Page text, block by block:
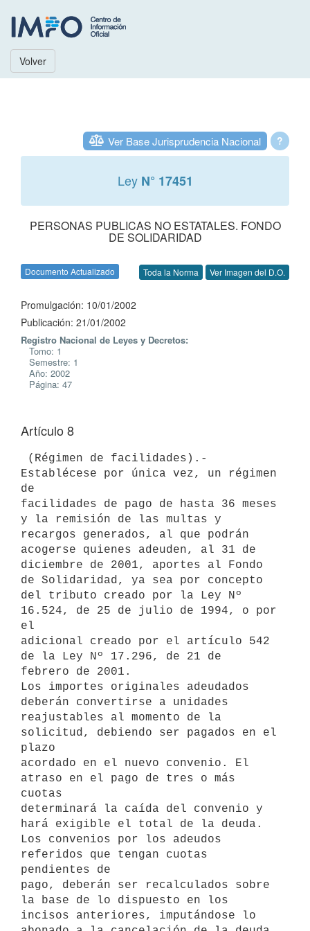
Volver
?
Ver Base Jurisprudencia Nacional
Ley N° 17451
PERSONAS PUBLICAS NO ESTATALES. FONDO
DE SOLIDARIDAD
Documento Actualizado Toda la Norma Ver Imagen del D.O.
Promulgación: 10/01/2002
Publicación: 21/01/2002
Registro Nacional de Leyes y Decretos:
Tomo: 1
Semestre: 1
Año: 2002
Página: 47
Artículo 8
Establécese por única vez, un régimen
de
facilidades de pago de hasta 36 meses
y la remisión de las multas y
recargos generados, al que podrán
acogerse quienes adeuden, al 31 de
diciembre de 2001, aportes al Fondo
de Solidaridad, ya sea por concepto
del tributo creado por la Ley Nº
16.524, de 25 de julio de 1994, o por
el
adicional creado por el artículo 542
de la Ley Nº 17.296, de 21 de
febrero de 2001.
Los importes originales adeudados
deberán convertirse a unidades
reajustables al momento de la
solicitud, debiendo ser pagados en el
plazo
acordado en el nuevo convenio. El
atraso en el pago de tres o más
cuotas
determinará la caída del convenio y
hará exigible el total de la deuda.
Los convenios por los adeudos
referidos que tengan cuotas
pendientes de
pago, deberán ser recalculados sobre
la base de lo dispuesto en los
incisos anteriores, imputándose lo